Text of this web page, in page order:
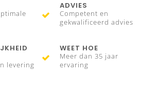
ADVIES
Competent en
gekwalificeerd advies
levering
WEET HOE
Meer dan 35 jaar
ervaring